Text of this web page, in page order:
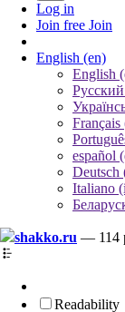
Log in
Join free Join
English (en)
English
Français
español
Deutsch
Italiano
shakko.ru — 114
Readability